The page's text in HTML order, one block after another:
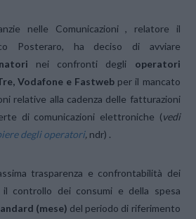
nelle Comunicazioni , relatore il
Posteraro, ha deciso di avviare
nei confronti degli operatori
Vodafone e Fastweb per il mancato
relative alla cadenza delle fatturazioni
di comunicazioni elettroniche (vedi
degli operatori, ndr) .
trasparenza e confrontabilità dei
il controllo dei consumi e della spesa
(mese) del periodo di riferimento